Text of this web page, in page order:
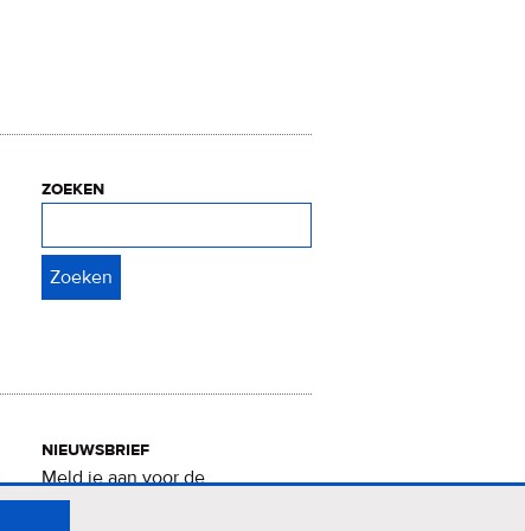
zoeken
nieuwsbrief
Meld je aan voor de
Verrukkelijke 15-nieuwsbrief